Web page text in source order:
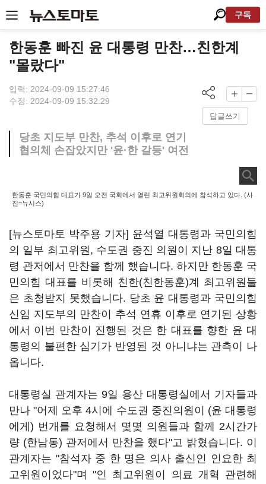
구독
한동훈 빠진 윤 대통령 만찬…친한계
"몰랐다"
입력: 2024-09-09 15:27:46
수정: 2024-09-09 15:32:29
답글쓰기
당초 지도부 만찬, 추석 이후로 연기
협의체 손잡았지만 '윤·한 갈등' 여전
한동훈 국민의힘 대표가 9일 오전 국회에서 열린 최고위원회의에 참석하고 있다. (사
진=뉴시스)
[뉴스토마토 박주용 기자] 윤석열 대통령과 국민의힘
의 일부 최고위원, 수도권 중진 의원이 지난 8일 대통
령 관저에서 만찬을 함께 했습니다. 하지만 한동훈 국
민의힘 대표를 비롯해 친한(친한동훈)계 최고위원들
은 초청받지 못했습니다. 당초 윤 대통령과 국민의힘
신임 지도부의 만찬이 추석 연휴 이후로 연기된 상황
에서 이번 만찬이 진행된 것은 한 대표를 향한 윤 대
통령의 불편한 심기가 반영된 것 아니냐는 관측이 나
옵니다.
대통령실 관계자는 9일 용산 대통령실에서 기자들과
만나 "어제 오후 4시에 수도권 중진의원이 (윤 대통령
에게) 번개를 요청해서 몇몇 의원들과 함께 2시간가
량 (한남동) 관저에서 만찬을 했다"고 밝혔습니다. 이
관계자는 "참석자 중 한 명은 의사 출신인 인요한 최
고위원이었다"며 "인 최고위원이 의료 개혁 관련해